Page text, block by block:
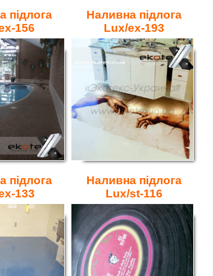
підлога
156
Наливна підлога
Lux/ex-193
підлога
133
Наливна підлога
Lux/st-116